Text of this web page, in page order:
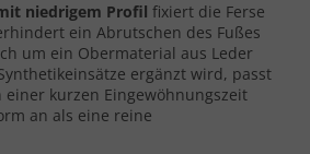
niedrigem Profil fixiert die Ferse
ein Abrutschen des Fußes
um ein Obermaterial aus Leder
ergänzt wird, passt
einer kurzen Eingewöhnungszeit
an als eine reine